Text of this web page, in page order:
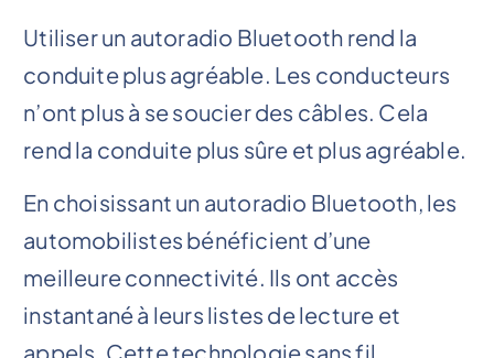
Utiliser un autoradio Bluetooth rend la
conduite plus agréable. Les conducteurs
n’ont plus à se soucier des câbles. Cela
rend la conduite plus sûre et plus agréable.
En choisissant un autoradio Bluetooth, les
automobilistes bénéficient d’une
meilleure connectivité. Ils ont accès
instantané à leurs listes de lecture et
appels. Cette technologie sans fil